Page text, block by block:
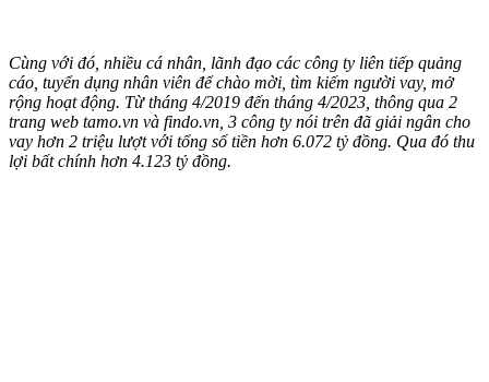
Cùng với đó, nhiều cá nhân, lãnh đạo các công ty liên tiếp quảng
cáo, tuyển dụng nhân viên để chào mời, tìm kiếm người vay, mở
rộng hoạt động. Từ tháng 4/2019 đến tháng 4/2023, thông qua 2
trang web tamo.vn và findo.vn, 3 công ty nói trên đã giải ngân cho
vay hơn 2 triệu lượt với tổng số tiền hơn 6.072 tỷ đồng. Qua đó thu
lợi bất chính hơn 4.123 tỷ đồng.